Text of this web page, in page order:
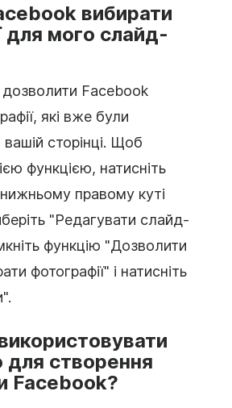
вибирати
для мого слайд-
Facebook
які вже були
вашій сторінці. Щоб
функцією, натисніть
правому куті
"Редагувати слайд-
функцію "Дозволити
фотографії" і натисніть
створення
Facebook?